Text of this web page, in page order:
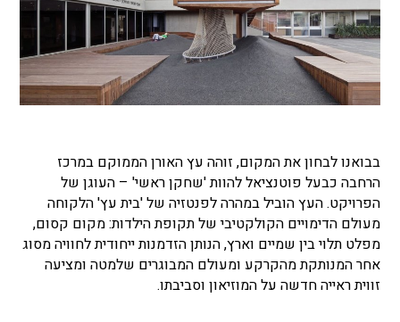
בבואנו לבחון את המקום, זוהה עץ האורן הממוקם במרכז
הרחבה כבעל פוטנציאל להוות 'שחקן ראשי' – העוגן של
הפרויקט. העץ הוביל במהרה לפנטזיה של 'בית עץ' הלקוחה
מעולם הדימויים הקולקטיבי של תקופת הילדות: מקום קסום,
מפלט תלוי בין שמיים וארץ, הנותן הזדמנות ייחודית לחוויה מסוג
אחר המנותקת מהקרקע ומעולם המבוגרים שלמטה ומציעה
זווית ראייה חדשה על המוזיאון וסביבתו.